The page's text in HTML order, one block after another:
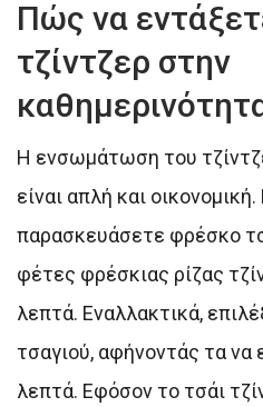
Πώς να
τζίντζερ στην
Η ενσωμάτωση του
είναι απλή και
παρασκευάσετε φρέσκο
φέτες φρέσκιας ρίζας
λεπτά. Εναλλακτικά,
τσαγιού, αφήνοντάς τα να
λεπτά. Εφόσον το τσάι